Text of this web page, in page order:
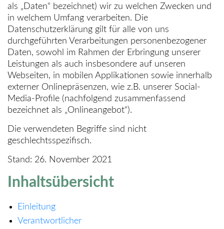
als „Daten“ bezeichnet) wir zu welchen Zwecken und
in welchem Umfang verarbeiten. Die
Datenschutzerklärung gilt für alle von uns
durchgeführten Verarbeitungen personenbezogener
Daten, sowohl im Rahmen der Erbringung unserer
Leistungen als auch insbesondere auf unseren
Webseiten, in mobilen Applikationen sowie innerhalb
externer Onlinepräsenzen, wie z.B. unserer Social-
Media-Profile (nachfolgend zusammenfassend
bezeichnet als „Onlineangebot“).
Die verwendeten Begriffe sind nicht
geschlechtsspezifisch.
Stand: 26. November 2021
Inhaltsübersicht
Einleitung
Verantwortlicher